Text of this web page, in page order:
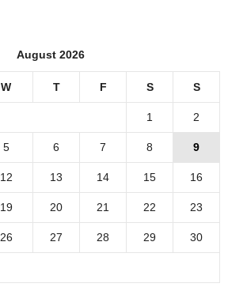
August 2026
W T F S S
1 2
5 6 7 8 9
12 13 14 15 16
19 20 21 22 23
26 27 28 29 30